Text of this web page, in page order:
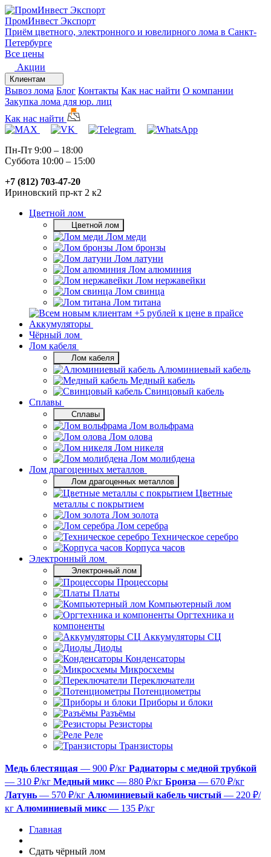
ПромИнвест Экспорт
Приём цветного, электронного и ювелирного лома в Санкт-
Петербурге
Все цены
Акции
Клиентам
Вывоз лома Блог Контакты Как нас найти О компании
Закупка лома для юр. лиц
Как нас найти
Пн-Пт 9:00 – 18:00
Суббота 10:00 – 15:00
+7 (812) 703-47-20
Ириновский пр-кт 2 к2
Цветной лом
Цветной лом
Лом меди
Лом бронзы
Лом латуни
Лом алюминия
Лом нержавейки
Лом свинца
Лом титана
Аккумуляторы
Чёрный лом
Лом кабеля
Лом кабеля
Алюминиевый кабель
Медный кабель
Свинцовый кабель
Сплавы
Сплавы
Лом вольфрама
Лом олова
Лом никеля
Лом молибдена
Лом драгоценных металлов
Лом драгоценных металлов
Цветные
металлы с покрытием
Лом золота
Лом серебра
Техническое серебро
Корпуса часов
Электронный лом
Электронный лом
Процессоры
Платы
Компьютерный лом
Оргтехника и
компоненты
Аккумуляторы СЦ
Диоды
Конденсаторы
Микросхемы
Переключатели
Потенциометры
Приборы и блоки
Разъёмы
Резисторы
Реле
Транзисторы
Медь блестящая — 900 ₽/кг Радиаторы с медной трубкой
— 310 ₽/кг Медный микс — 880 ₽/кг Бронза — 670 ₽/кг
Латунь — 570 ₽/кг Алюминиевый кабель чистый — 220 ₽/
кг Алюминиевый микс — 135 ₽/кг
Главная
Сдать чёрный лом